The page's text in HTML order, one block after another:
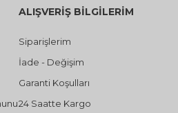
ALIŞVERİŞ BİLGİLERİM
Siparişlerim
İade - Değişim
Garanti Koşulları
24 Saatte Kargo